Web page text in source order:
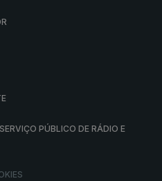
PÚBLICO DE RÁDIO E